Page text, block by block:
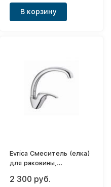
В корзину
Evrica Смеситель (елка)
для раковины,
боковой ручкой Violet
2 300 руб.